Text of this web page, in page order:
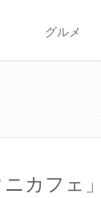
グルメ
カフェ」